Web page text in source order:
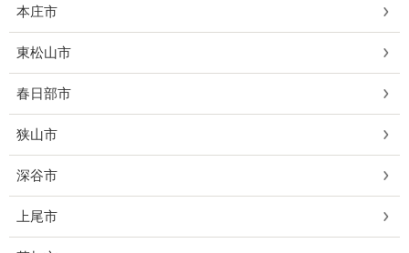
本庄市
東松山市
春日部市
狭山市
深谷市
上尾市